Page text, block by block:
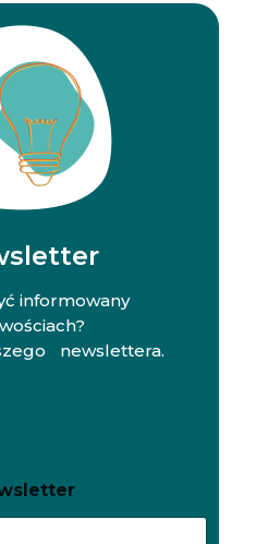
informowany
newslettera.
e
w
e
w